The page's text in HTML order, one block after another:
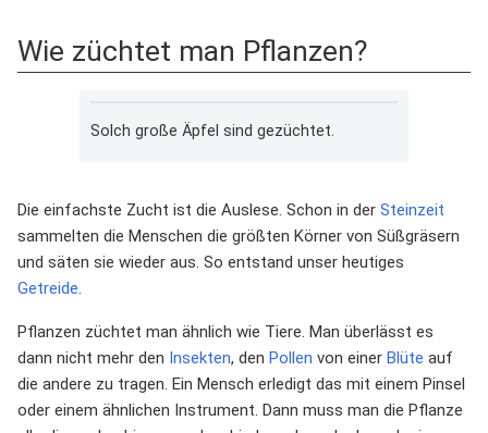
Wie züchtet man Pflanzen?
Solch große Äpfel sind gezüchtet.
Die einfachste Zucht ist die Auslese. Schon in der Steinzeit
sammelten die Menschen die größten Körner von Süßgräsern
und säten sie wieder aus. So entstand unser heutiges
Getreide
Pflanzen züchtet man ähnlich wie Tiere. Man überlässt es
dann nicht mehr den Insekten, den Pollen von einer Blüte auf
die andere zu tragen. Ein Mensch erledigt das mit einem Pinsel
oder einem ähnlichen Instrument. Dann muss man die Pflanze